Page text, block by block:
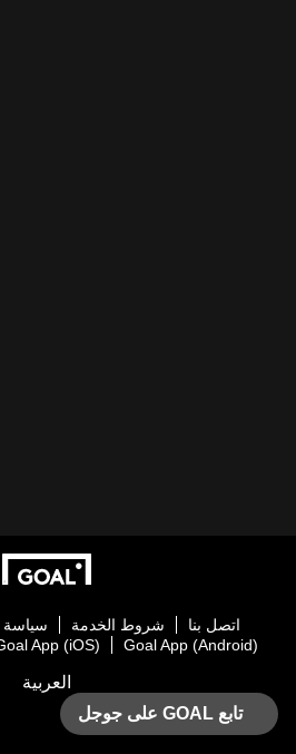
اتصل بنا شروط الخدمة سياسة
Goal App (Android)
App (iOS)
العربية
تابع GOAL على جوجل